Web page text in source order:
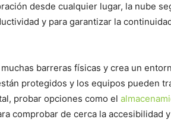
desde cualquier lugar, la nube
y para garantizar la
barreras físicas y crea un
protegidos y los equipos pueden
probar opciones como el
comprobar de cerca la accesibilidad